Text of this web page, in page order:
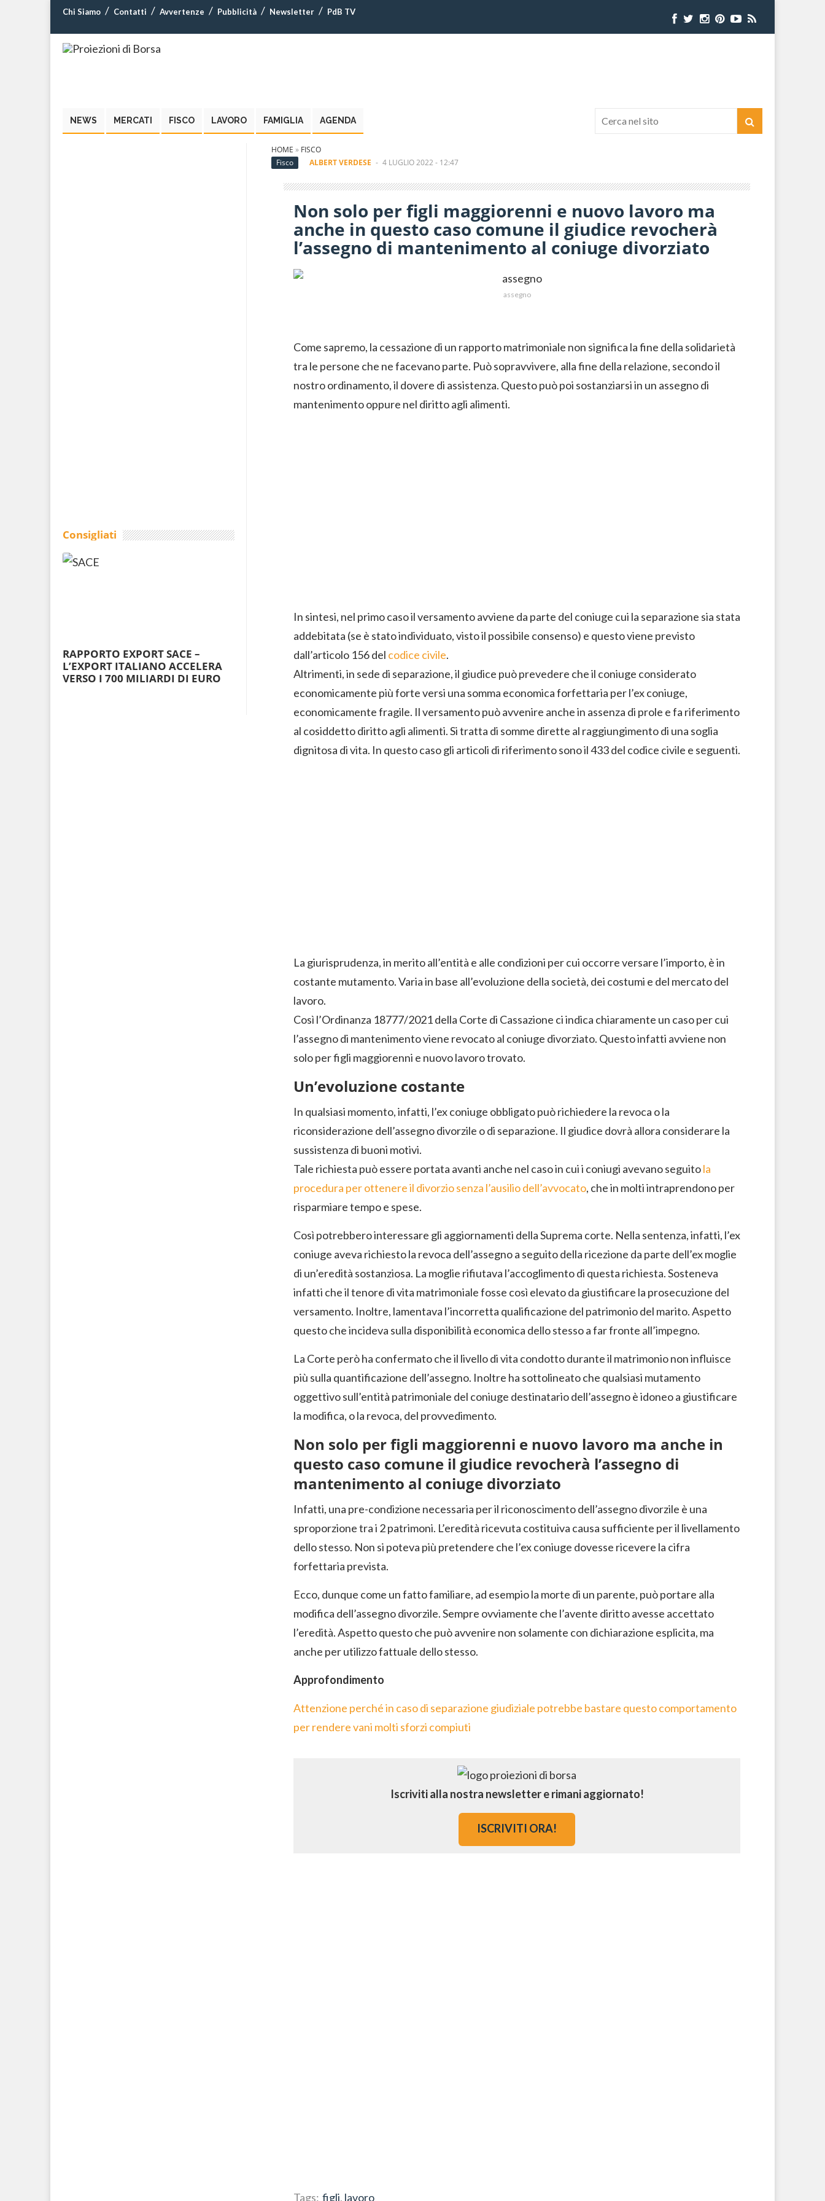
Chi Siamo Contatti Avvertenze Pubblicità Newsletter PdB TV
NEWS MERCATI FISCO LAVORO FAMIGLIA AGENDA
HOME » FISCO
Fisco
ALBERT VERDESE - 4 LUGLIO 2022 - 12:47
Non solo per figli maggiorenni e nuovo lavoro ma
anche in questo caso comune il giudice revocherà
l’assegno di mantenimento al coniuge divorziato
assegno
Come sapremo, la cessazione di un rapporto matrimoniale non significa la fine della solidarietà
tra le persone che ne facevano parte. Può sopravvivere, alla fine della relazione, secondo il
nostro ordinamento, il dovere di assistenza. Questo può poi sostanziarsi in un assegno di
mantenimento oppure nel diritto agli alimenti.
In sintesi, nel primo caso il versamento avviene da parte del coniuge cui la separazione sia stata
addebitata (se è stato individuato, visto il possibile consenso) e questo viene previsto
dall’articolo 156 del codice civile.
Altrimenti, in sede di separazione, il giudice può prevedere che il coniuge considerato
economicamente più forte versi una somma economica forfettaria per l’ex coniuge,
economicamente fragile. Il versamento può avvenire anche in assenza di prole e fa riferimento
al cosiddetto diritto agli alimenti. Si tratta di somme dirette al raggiungimento di una soglia
dignitosa di vita. In questo caso gli articoli di riferimento sono il 433 del codice civile e seguenti.
La giurisprudenza, in merito all’entità e alle condizioni per cui occorre versare l’importo, è in
costante mutamento. Varia in base all’evoluzione della società, dei costumi e del mercato del
lavoro.
Così l’Ordinanza 18777/2021 della Corte di Cassazione ci indica chiaramente un caso per cui
l’assegno di mantenimento viene revocato al coniuge divorziato. Questo infatti avviene non
solo per figli maggiorenni e nuovo lavoro trovato.
Un’evoluzione costante
In qualsiasi momento, infatti, l’ex coniuge obbligato può richiedere la revoca o la
riconsiderazione dell’assegno divorzile o di separazione. Il giudice dovrà allora considerare la
sussistenza di buoni motivi.
Tale richiesta può essere portata avanti anche nel caso in cui i coniugi avevano seguitola
procedura per ottenere il divorzio senza l’ausilio dell’avvocato, che in molti intraprendono per
risparmiare tempo e spese.
Così potrebbero interessare gli aggiornamenti della Suprema corte. Nella sentenza, infatti, l’ex
coniuge aveva richiesto la revoca dell’assegno a seguito della ricezione da parte dell’ex moglie
di un’eredità sostanziosa. La moglie rifiutava l’accoglimento di questa richiesta. Sosteneva
infatti che il tenore di vita matrimoniale fosse così elevato da giustificare la prosecuzione del
versamento. Inoltre, lamentava l’incorretta qualificazione del patrimonio del marito. Aspetto
questo che incideva sulla disponibilità economica dello stesso a far fronte all’impegno.
La Corte però ha confermato che il livello di vita condotto durante il matrimonio non influisce
più sulla quantificazione dell’assegno. Inoltre ha sottolineato che qualsiasi mutamento
oggettivo sull’entità patrimoniale del coniuge destinatario dell’assegno è idoneo a giustificare
la modifica, o la revoca, del provvedimento.
Non solo per figli maggiorenni e nuovo lavoro ma anche in
questo caso comune il giudice revocherà l’assegno di
mantenimento al coniuge divorziato
Infatti, una pre-condizione necessaria per il riconoscimento dell’assegno divorzile è una
sproporzione tra i 2 patrimoni. L’eredità ricevuta costituiva causa sufficiente per il livellamento
dello stesso. Non si poteva più pretendere che l’ex coniuge dovesse ricevere la cifra
forfettaria prevista.
Ecco, dunque come un fatto familiare, ad esempio la morte di un parente, può portare alla
modifica dell’assegno divorzile. Sempre ovviamente che l’avente diritto avesse accettato
l’eredità. Aspetto questo che può avvenire non solamente con dichiarazione esplicita, ma
anche per utilizzo fattuale dello stesso.
Approfondimento
Attenzione perché in caso di separazione giudiziale potrebbe bastare questo comportamento
per rendere vani molti sforzi compiuti
Iscriviti alla nostra newsletter e rimani aggiornato!
ISCRIVITI ORA!
Tags: figli, lavoro
Consigliati
RAPPORTO EXPORT SACE –
L’EXPORT ITALIANO ACCELERA
VERSO I 700 MILIARDI DI EURO